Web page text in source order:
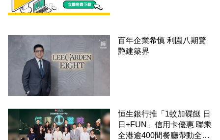
百年企業希慎 利園八期驚
艷建築界
恒生銀行推「1蚊加碟餸 日
日+FUN」信用卡優惠 聯乘
全港逾400間餐廳帶動全城